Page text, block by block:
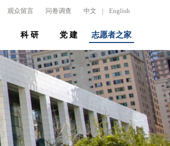
观众留言 问卷调查 中文 | English
科 研 党 建 志愿者之家